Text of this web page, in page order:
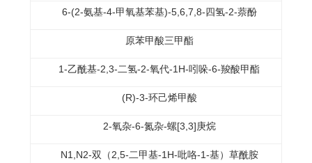
6-(2-氨基-4-甲氧基苯基)-5,6,7,8-四氢-2-萘酚
原苯甲酸三甲酯
1-乙酰基-2,3-二氢-2-氧代-1H-吲哚-6-羧酸甲酯
(R)-3-环己烯甲酸
2-氧杂-6-氮杂-螺[3,3]庚烷
N1,N2-双（2,5-二甲基-1H-吡咯-1-基）草酰胺